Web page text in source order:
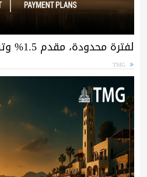
لفترة محدودة، مقدم 1.5% وتقسيط حتى 15 سنة
TMG